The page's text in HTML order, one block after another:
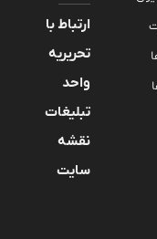
ارتباط با
تحریریه
واحد
تبلیغات
نقشه
سایت